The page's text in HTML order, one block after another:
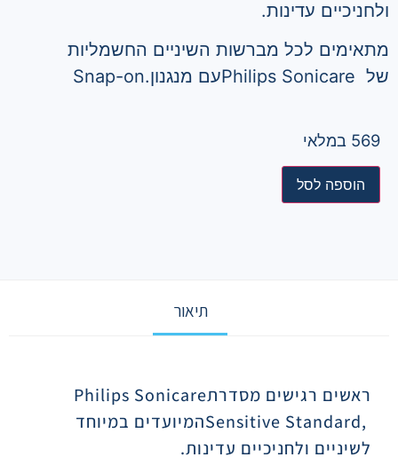
ולחניכיים עדינות.
מתאימים לכל מברשות השיניים החשמליות
של Philips Sonicareעם מנגנוןSnap-on.
569 במלאי
הוספה לסל
תיאור
ראשים רגישים מסדרתPhilips Sonicare
Sensitive Standard,המיועדים במיוחד
לשיניים ולחניכיים עדינות.